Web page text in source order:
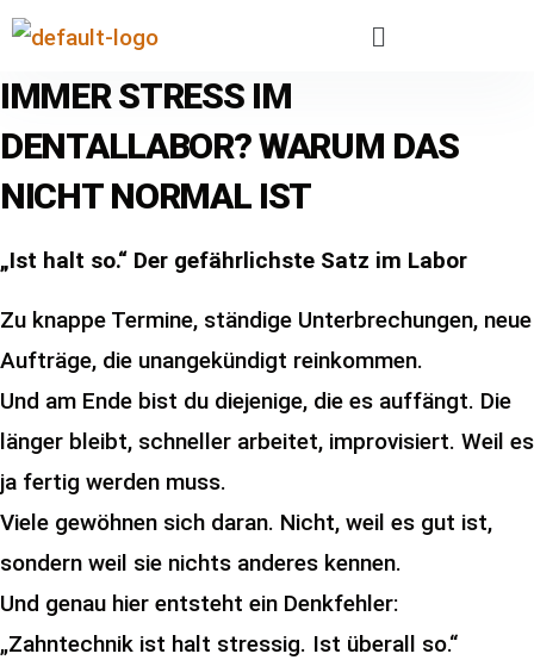
IMMER STRESS IM
DENTALLABOR? WARUM DAS
NICHT NORMAL IST
„Ist halt so.“ Der gefährlichste Satz im Labor
Zu knappe Termine, ständige Unterbrechungen, neue
Aufträge, die unangekündigt reinkommen.
Und am Ende bist du diejenige, die es auffängt. Die
länger bleibt, schneller arbeitet, improvisiert. Weil es
ja fertig werden muss.
Viele gewöhnen sich daran. Nicht, weil es gut ist,
sondern weil sie nichts anderes kennen.
Und genau hier entsteht ein Denkfehler:
„Zahntechnik ist halt stressig. Ist überall so.“